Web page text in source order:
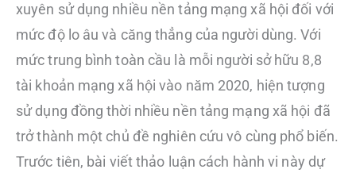
xuyên sử dụng nhiều nền tảng mạng xã hội đối với
mức độ lo âu và căng thẳng của người dùng. Với
mức trung bình toàn cầu là mỗi người sở hữu 8,8
tài khoản mạng xã hội vào năm 2020, hiện tượng
sử dụng đồng thời nhiều nền tảng mạng xã hội đã
trở thành một chủ đề nghiên cứu vô cùng phổ biến.
Trước tiên, bài viết thảo luận cách hành vi này dự